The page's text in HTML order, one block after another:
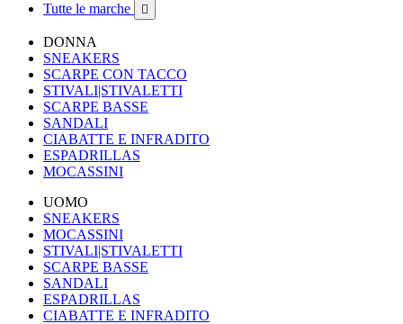
Tutte le marche 
DONNA
SNEAKERS
SCARPE CON TACCO
STIVALI|STIVALETTI
SCARPE BASSE
SANDALI
CIABATTE E INFRADITO
ESPADRILLAS
MOCASSINI
UOMO
SNEAKERS
MOCASSINI
STIVALI|STIVALETTI
SCARPE BASSE
SANDALI
ESPADRILLAS
CIABATTE E INFRADITO